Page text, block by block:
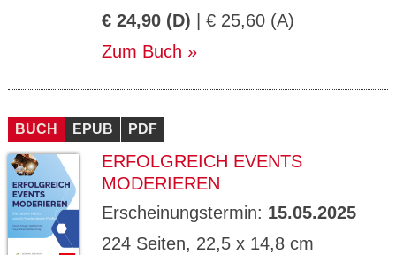
€ 24,90 (D) | € 25,60 (A)
Zum Buch
BUCH EPUB PDF
ERFOLGREICH EVENTS
MODERIEREN
Erscheinungstermin: 15.05.2025
224 Seiten, 22,5 x 14,8 cm